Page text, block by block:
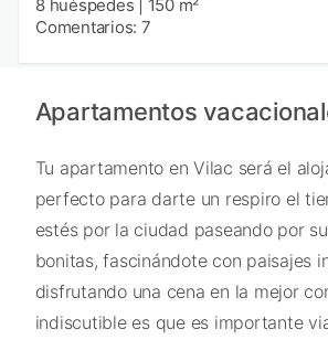
8 huéspedes
150 m²
Comentarios: 7
Apartamentos
Tu apartamento en Vilac será el
perfecto para darte un respiro el
estés por la ciudad paseando por
bonitas, fascinándote con paisajes
disfrutando una cena en la mejor
indiscutible es que es importante